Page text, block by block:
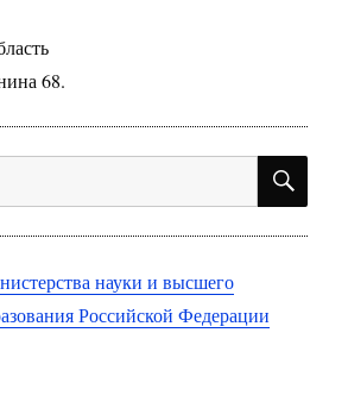
68.
науки и высшего
Российской Федерации